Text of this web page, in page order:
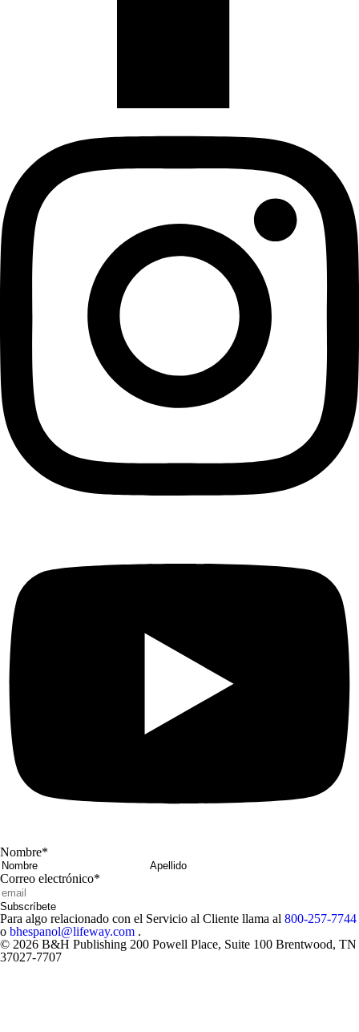
Nombre*
Nombre
Correo electrónico*
Subscríbete
Para algo relacionado con el Servicio al Cliente llama al 800-257-7744
o bhespanol@lifeway.com .
© 2026 B&H Publishing 200 Powell Place, Suite 100 Brentwood, TN
37027-7707